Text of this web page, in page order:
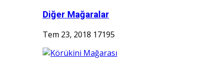
Diğer Mağaralar
Tem 23, 2018 17195